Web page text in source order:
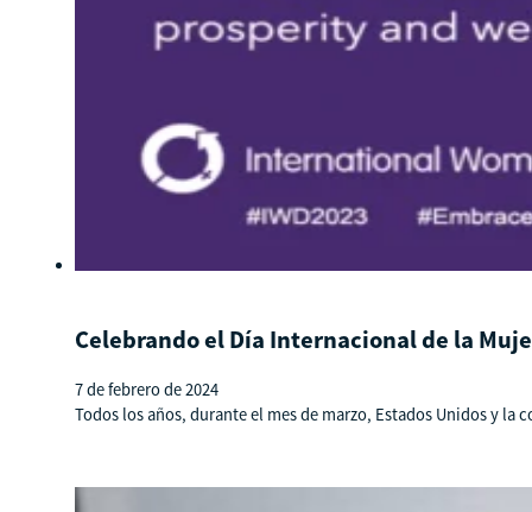
Celebrando el Día Internacional de la
7 de febrero de 2024
Todos los años, durante el mes de marzo, Estados Unidos y